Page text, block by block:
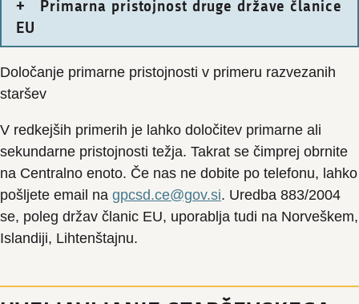
Primarna pristojnost druge države članice
EU
Določanje primarne pristojnosti v primeru razvezanih
staršev
V redkejših primerih je lahko določitev primarne ali
sekundarne pristojnosti težja. Takrat se čimprej obrnite
na Centralno enoto. Če nas ne dobite po telefonu, lahko
pošljete email na gpcsd.ce@gov.si. Uredba 883/2004
se, poleg držav članic EU, uporablja tudi na Norveškem,
Islandiji, Lihtenštajnu.